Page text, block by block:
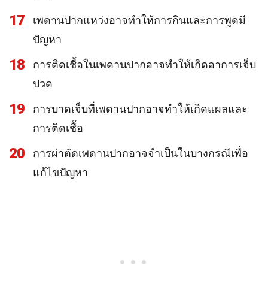
17
เพดานปากแหว่งอาจทำให้การกินและการพูดมี
ปัญหา
18
การติดเชื้อในเพดานปากอาจทำให้เกิดอาการเจ็บ
ปวด
19
การบาดเจ็บที่เพดานปากอาจทำให้เกิดแผลและ
การติดเชื้อ
20
การผ่าตัดเพดานปากอาจจำเป็นในบางกรณีเพื่อ
แก้ไขปัญหา